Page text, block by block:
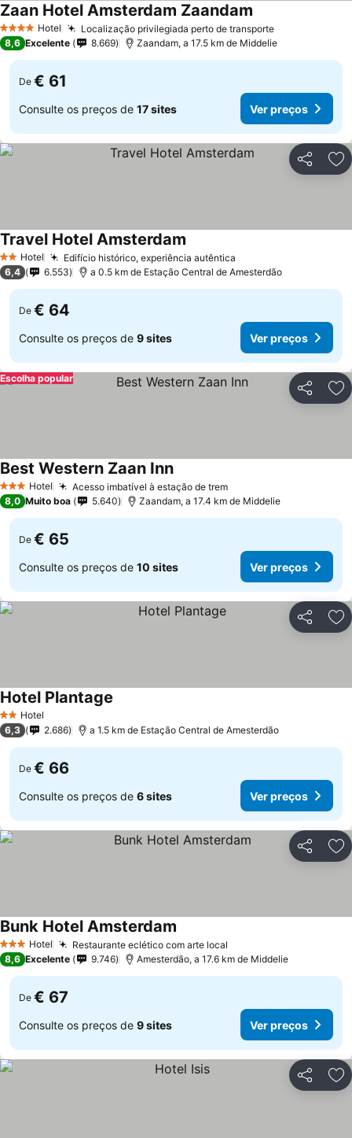
4 EstrelasHotel Localização privilegiada perto de transporte
Zaan Hotel Amsterdam Zaandam
8,6 Excelente 8.669 Zaandam, a 17.5 km de Middelie
De € 61
Consulte os preços de 17 sites Ver preços
Partilhar
2 Estrelas
Hotel Edifício histórico, experiência autêntica
Travel Hotel Amsterdam
6,4 6.553 a 0.5 km de Estação Central de Amesterdão
De € 64
Consulte os preços de 9 sites Ver preços
Partilhar
Escolha popular
3 EstrelasHotel Acesso imbatível à estação de trem
Best Western Zaan Inn
8,0 Muito boa 5.640 Zaandam, a 17.4 km de Middelie
De € 65
Consulte os preços de 10 sites Ver preços
Partilhar
2 Estrelas
Hotel
Hotel Plantage
6,3 2.686 a 1.5 km de Estação Central de Amesterdão
De € 66
Consulte os preços de 6 sites Ver preços
Partilhar
3 EstrelasHotel Restaurante eclético com arte local
Bunk Hotel Amsterdam
8,6 Excelente 9.746 Amesterdão, a 17.6 km de Middelie
De € 67
Consulte os preços de 9 sites Ver preços
Partilhar